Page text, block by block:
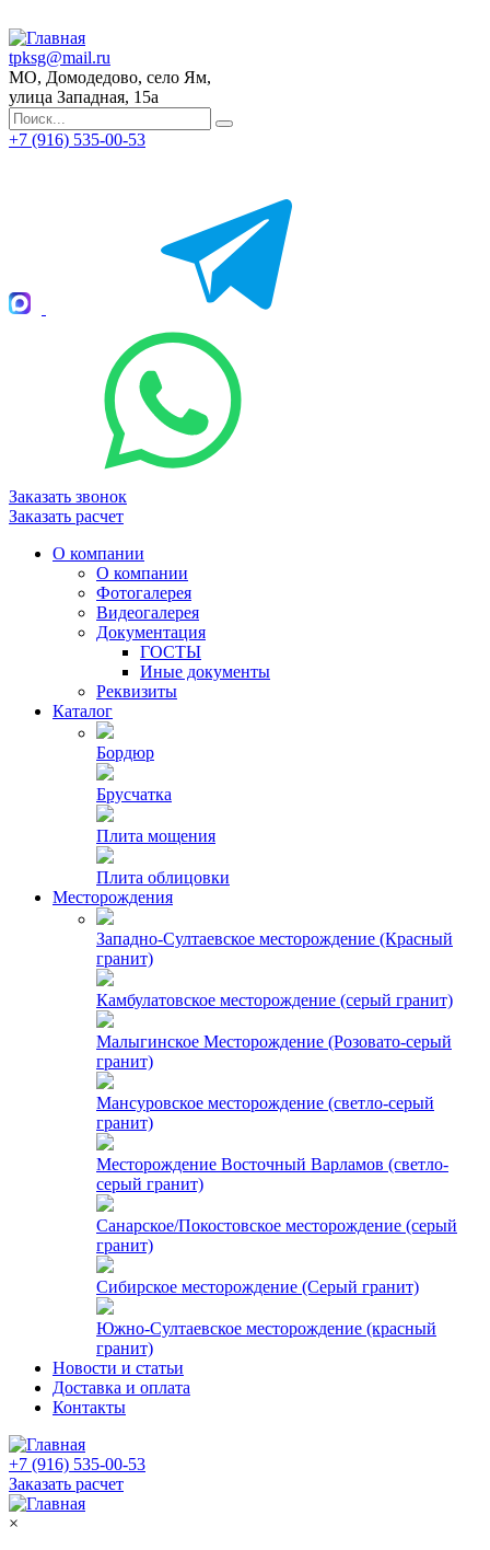
tpksg@mail.ru
МО, Домодедово, село Ям,
улица Западная, 15а
+7 (916) 535-00-53
Заказать звонок
Заказать расчет
О компании
О компании
Фотогалерея
Видеогалерея
Документация
ГОСТЫ
Иные документы
Реквизиты
Каталог
Бордюр
Брусчатка
Плита мощения
Плита облицовки
Месторождения
Западно-Султаевское месторождение (Красный
гранит)
Камбулатовское месторождение (cерый гранит)
Малыгинское Месторождение (Розовато-серый
гранит)
Мансуровское месторождение (светло-серый
гранит)
Месторождение Восточный Варламов (светло-
серый гранит)
Санарское/Покостовское месторождение (серый
гранит)
Сибирское месторождение (Серый гранит)
Южно-Султаевское месторождение (красный
гранит)
Новости и статьи
Доставка и оплата
Контакты
+7 (916) 535-00-53
Заказать расчет
×